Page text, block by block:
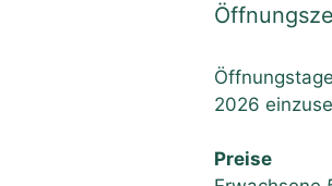
2026
Preise